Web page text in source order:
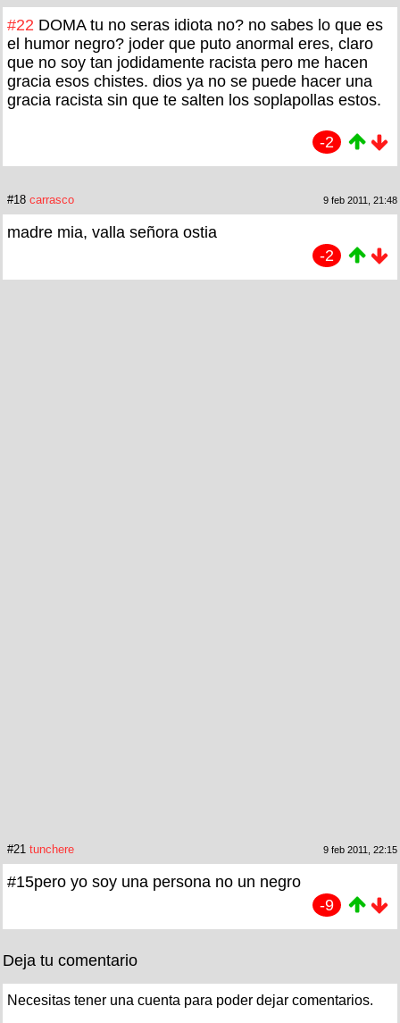
#22 DOMA tu no seras idiota no? no sabes lo que es
el humor negro? joder que puto anormal eres, claro
que no soy tan jodidamente racista pero me hacen
gracia esos chistes. dios ya no se puede hacer una
gracia racista sin que te salten los soplapollas estos.
-2
#18 carrasco 9 feb 2011, 21:48
madre mia, valla señora ostia
-2
#21 tunchere 9 feb 2011, 22:15
#15pero yo soy una persona no un negro
-9
Deja tu comentario
Necesitas tener una cuenta para poder dejar comentarios.